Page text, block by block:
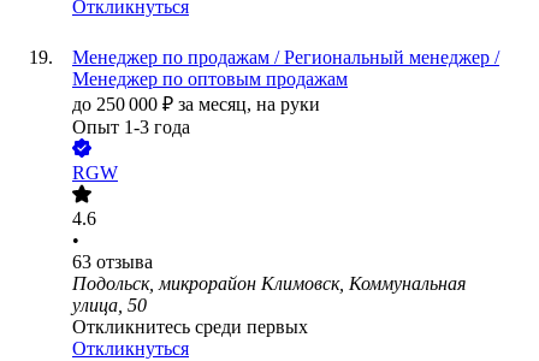
Откликнуться
Менеджер по продажам / Региональный менеджер /
Менеджер по оптовым продажам
до 250 000 ₽ за месяц, на руки
Опыт 1-3 года
RGW
4.6
•
63 отзыва
Подольск, микрорайон Климовск, Коммунальная
улица, 50
Откликнитесь среди первых
Откликнуться